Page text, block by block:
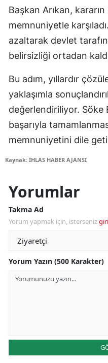
Başkan Arıkan, kararın
memnuniyetle
azaltarak devlet
belirsizliği ortadan
Bu adım, yıllardır
yaklaşımla
değerlendiriliyor. Söke
başarıyla
memnuniyetini dile
Kaynak: İHLAS HABER AJANSI
Yorumlar
Takma Ad
Yorum yapmak için, isterseniz
Yorum Yazın (500 Karakter)